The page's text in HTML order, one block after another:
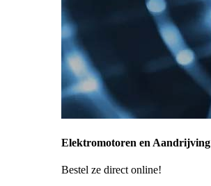
Elektromotoren en Aandrijving
Bestel ze direct online!